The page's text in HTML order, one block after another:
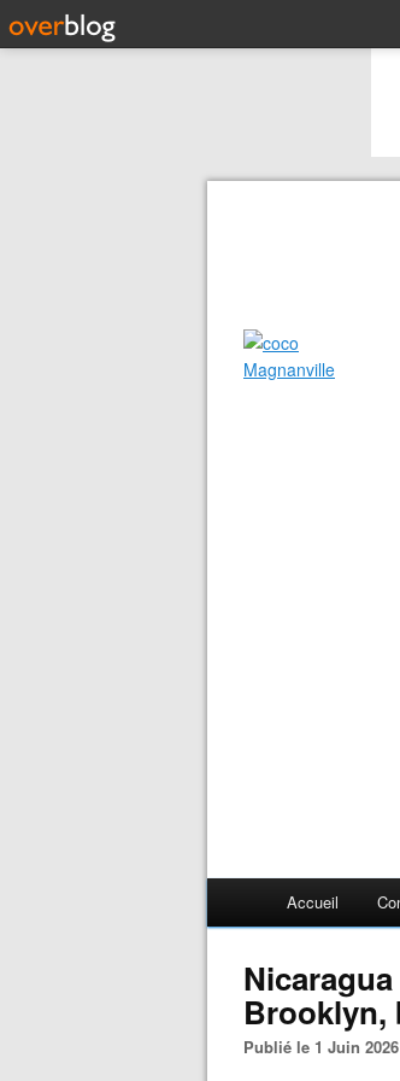
Accueil
Brooklyn,
Publié le 1 Juin 2026